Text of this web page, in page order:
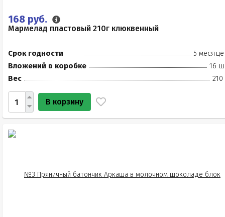
168 руб.
Мармелад пластовый 210г клюквенный
Срок годности
5
Вложений в коробке
16
Вес
210
В корзину